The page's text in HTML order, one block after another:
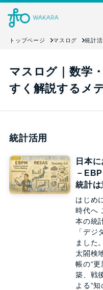
トップページ マスログ 統計
マスログ｜数学
すく解説するメ
統計活用
日本
－
統計は
はじめ
時代へ
本の統
「デジ
ました
太閤検
帳の“
築、戦
よる“知